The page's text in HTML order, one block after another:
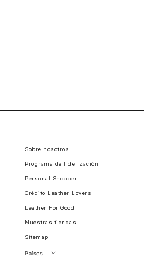
Sobre nosotros
Programa de fidelización
Personal Shopper
Crédito Leather Lovers
Leather For Good
Nuestras tiendas
Sitemap
Países